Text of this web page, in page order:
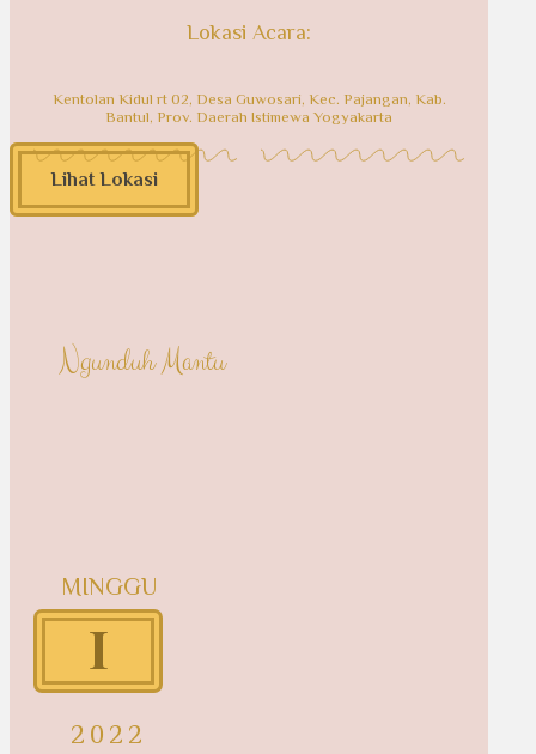
Lokasi Acara:
Kentolan Kidul rt 02, Desa Guwosari, Kec. Pajangan, Kab.
Bantul, Prov. Daerah Istimewa Yogyakarta
Lihat Lokasi
Ngunduh Mantu
MINGGU
1
2022